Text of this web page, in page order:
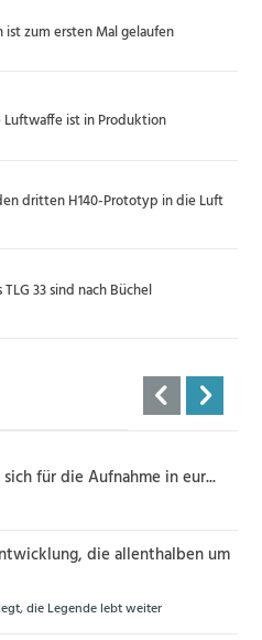
ist zum ersten Mal gelaufen
Luftwaffe ist in Produktion
dritten H140-Prototyp in die Luft
33 sind nach Büchel
für die Aufnahme in eur...
die allenthalben um
die Legende lebt weiter